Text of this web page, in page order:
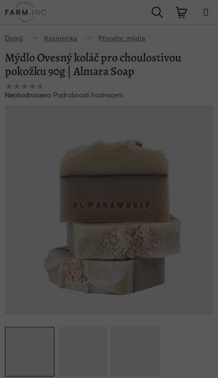
na
Hledat
Domů Kosmetika Přírodní mýdla
Mýdlo Ovesný koláč pro choulostivou
pokožku 90g | Almara Soap
Průměrné
hodnocení
Neohodnoceno Podrobnosti hodnocení